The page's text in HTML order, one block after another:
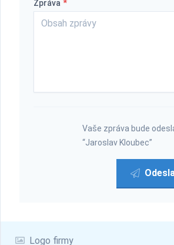
Logo firmy
Zpráva *
Vaše zpráva bude
“Jaroslav Kloubec”